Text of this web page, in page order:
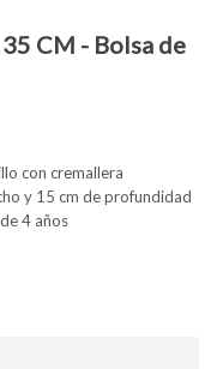
CM - Bolsa de
con cremallera
y 15 cm de profundidad
4 años